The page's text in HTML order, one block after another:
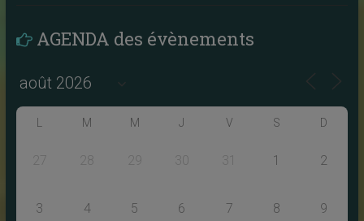
AGENDA des évènements
M M J V S D
27 28 29 30 31 1 2
3 4 5 6 7 8 9